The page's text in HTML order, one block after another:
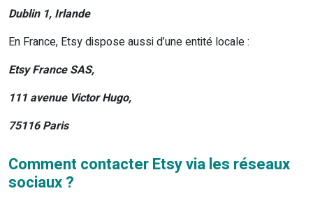
Dublin 1, Irlande
En France, Etsy dispose aussi d’une entité locale :
Etsy France SAS,
111 avenue Victor Hugo,
75116 Paris
Comment contacter Etsy via les réseaux
sociaux ?